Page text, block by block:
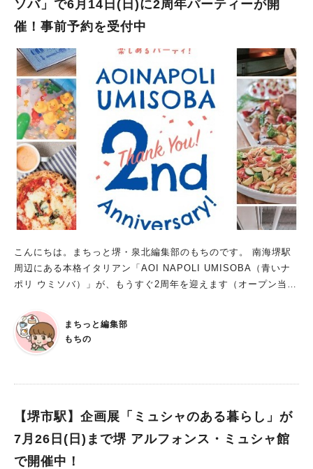
堺打刃物から自転車産業へと、今日まで受け継がれてきたのだそ
う。 こんな独自の自転車の歴史を持つ堺ならではの、フォトコ
で応募できますよ。 ■募集テーマは3つ！ 募集テーマは（1）
「自転車×観光」（2）「自転車×自然風景」（3）「自転車×私の
日常」の3つあり、この中から1つ選んで応募できます。一人何作
品でも応募可能ですが、1回の申請で送付できる写真は、1枚まで
です。また、複数の応募があった場合でも、入賞は一人1作品だ
そうです。 プロアマ問わず、スマートフォンで撮影した写真で
もOKなので、気軽に参加できますよ。 “堺にまつわる自転車写
真”で参加を サイクルシティ堺に関連した、自転車の写真で応募
できるフォトコンテスト。 募集テーマが3つあるので、自分にあ
ったテーマで参加できるのがうれしいですね。 ぜひ、自慢の1枚
で応募してみてください。 ※画像は全て堺市自転車企画推進課
応募できる、「第16回写真コンテスト」。 2つの部門があり、郵
送もしくは直接持ち込みで応募できます。 詳しい応募条件や応
らは、写真の展示も行われるので、ぜひ見に行ってくださいね。
自慢の1枚で応募！ 日本庭園へ行くのが好きな方や、写真を撮る
ことが好きな方、お気に入りの瞬間を応募してみてはいかがでし
ょうか？ あなたのとっておきの1枚で、コンテストにチャレンジ
してみるのは、とても楽しそうです。 ※画像は施設提供
ソバ」で6月14日(日)に2周年パーティーが開
催！事前予約を受付中
こんにちは。まちっと堺・泉北編集部のもちのです。 南海堺駅
周辺にある本格イタリアン「AOI NAPOLI UMISOBA（青いナ
ポリ ウミソバ）」が、もうすぐ2周年を迎えます（オープン当初
の方が参加できる楽しいイベントが開催予定です！ ウミソバ２
周年パーティー 日程：2026年6月14日(日) 時間：11時～ 入場
料：＜事前予約＞大人…2500円 6～12歳…1500円 未就学
メニューに加え、塊肉を目の前で切り分けるライブカービングが
子どもまで楽しめる企画が多数用意されています。 オープン当
初から人気のピッツァ作り体験「ピッツァニア」も同時開催さ
まちっと編集部
もちの
【堺市駅】企画展「ミュシャのある暮らし」が
7月26日(日)まで堺 アルフォンス・ミュシャ館
で開催中！